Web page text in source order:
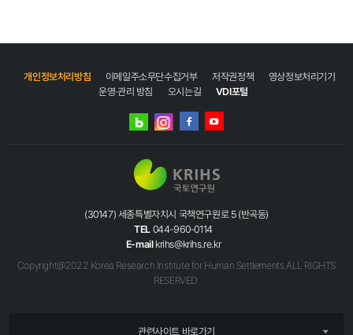
개인정보처리방침 이메일주소무단수집거부 저작권정책
영상정보처리기기
운영·관리 방침
오시는길 VDI포털
네이버
인스타그램
(30147) 세종특별자치시 국책연구원로 5 (반곡동)
TEL 044-960-0114
E-mail krihs@krihs.re.kr
Copyright@2022 Korea Research Institute for Human Settlements ALL RIGHTS
RESERVED.
관련사이트 바로가기